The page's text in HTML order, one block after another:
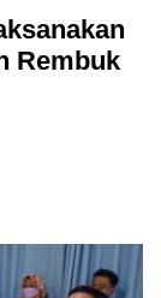
Rembuk